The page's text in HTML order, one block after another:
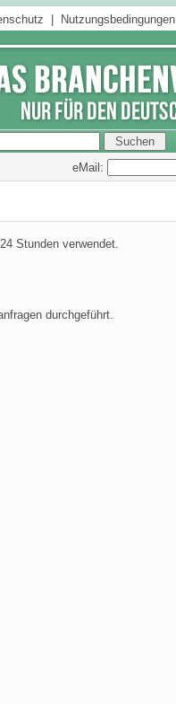
Nutzungsbedingungen
eMail:
Stunden verwendet.
durchgeführt.